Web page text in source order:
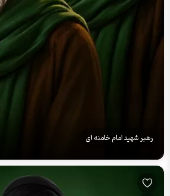
رهبر شهید امام خامنه ای